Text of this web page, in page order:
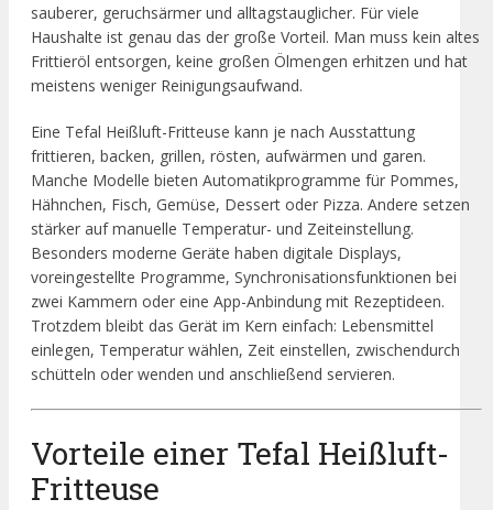
sauberer, geruchsärmer und alltagstauglicher. Für viele
Haushalte ist genau das der große Vorteil. Man muss kein altes
Frittieröl entsorgen, keine großen Ölmengen erhitzen und hat
meistens weniger Reinigungsaufwand.
Eine Tefal Heißluft-Fritteuse kann je nach Ausstattung
frittieren, backen, grillen, rösten, aufwärmen und garen.
Manche Modelle bieten Automatikprogramme für Pommes,
Hähnchen, Fisch, Gemüse, Dessert oder Pizza. Andere setzen
stärker auf manuelle Temperatur- und Zeiteinstellung.
Besonders moderne Geräte haben digitale Displays,
voreingestellte Programme, Synchronisationsfunktionen bei
zwei Kammern oder eine App-Anbindung mit Rezeptideen.
Trotzdem bleibt das Gerät im Kern einfach: Lebensmittel
einlegen, Temperatur wählen, Zeit einstellen, zwischendurch
schütteln oder wenden und anschließend servieren.
Vorteile einer Tefal Heißluft-
Fritteuse